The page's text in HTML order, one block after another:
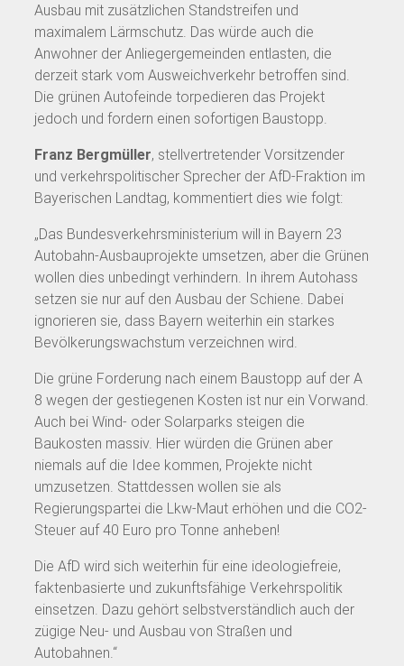
Ausbau mit zusätzlichen Standstreifen und
maximalem Lärmschutz. Das würde auch die
Anwohner der Anliegergemeinden entlasten, die
derzeit stark vom Ausweichverkehr betroffen sind.
Die grünen Autofeinde torpedieren das Projekt
jedoch und fordern einen sofortigen Baustopp.
Franz Bergmüller, stellvertretender Vorsitzender
und verkehrspolitischer Sprecher der AfD-Fraktion im
Bayerischen Landtag, kommentiert dies wie folgt:
„Das Bundesverkehrsministerium will in Bayern 23
Autobahn-Ausbauprojekte umsetzen, aber die Grünen
wollen dies unbedingt verhindern. In ihrem Autohass
setzen sie nur auf den Ausbau der Schiene. Dabei
ignorieren sie, dass Bayern weiterhin ein starkes
Bevölkerungswachstum verzeichnen wird.
Die grüne Forderung nach einem Baustopp auf der A
8 wegen der gestiegenen Kosten ist nur ein Vorwand.
Auch bei Wind- oder Solarparks steigen die
Baukosten massiv. Hier würden die Grünen aber
niemals auf die Idee kommen, Projekte nicht
umzusetzen. Stattdessen wollen sie als
Regierungspartei die Lkw-Maut erhöhen und die CO2-
Steuer auf 40 Euro pro Tonne anheben!
Die AfD wird sich weiterhin für eine ideologiefreie,
faktenbasierte und zukunftsfähige Verkehrspolitik
einsetzen. Dazu gehört selbstverständlich auch der
zügige Neu- und Ausbau von Straßen und
Autobahnen.“